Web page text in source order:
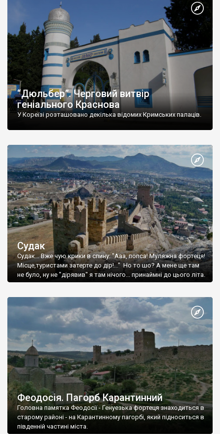
“Дюльбер”. Черговий витвір
геніального Краснова
У Кореїзі розташовано декілька відомих Кримських палаців.
Судак
Судак... Вже чую крики в спину: "Ааа, попса! Муляжна фортеця!
Місце,туристами затерте до дір!..." Но то шо? А мене ще там
не було, ну не "дірявив" я там нічого... принаймні до цього літа.
Феодосія. Пагорб Карантинний
Головна памятка Феодосії - Генуезька фортеця знаходиться в
старому районі - на Карантинному пагорбі, який підноситься в
південній частині міста.